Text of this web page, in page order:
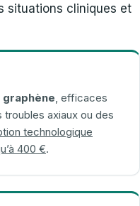
situations cliniques et
graphène , efficaces
axiaux ou des
technologique
400 €.